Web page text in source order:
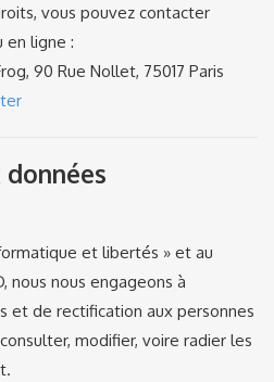
vous pouvez contacter
en ligne :
90 Rue Nollet, 75017 Paris
données
et libertés » et au
nous nous engageons à
et de rectification aux personnes
modifier, voire radier les